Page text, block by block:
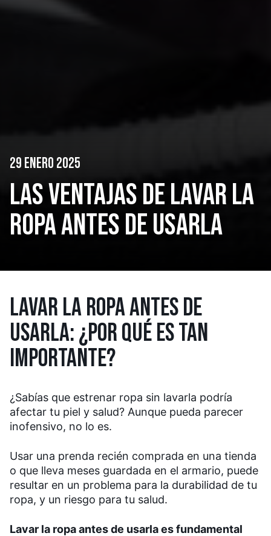
29 ENERO 2025
LAS VENTAJAS DE LAVAR LA
ROPA ANTES DE USARLA
LAVAR LA ROPA ANTES DE
USARLA: ¿POR QUÉ ES TAN
IMPORTANTE?
¿Sabías que estrenar ropa sin lavarla podría
afectar tu piel y salud? Aunque pueda parecer
inofensivo, no lo es.
Usar una prenda recién comprada en una tienda
o que lleva meses guardada en el armario, puede
resultar en un problema para la durabilidad de tu
ropa, y un riesgo para tu salud.
Lavar la ropa antes de usarla es fundamental